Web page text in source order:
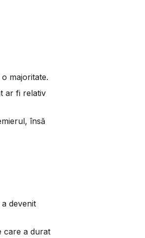
majoritate.
ar fi relativ
însă
devenit
care a durat